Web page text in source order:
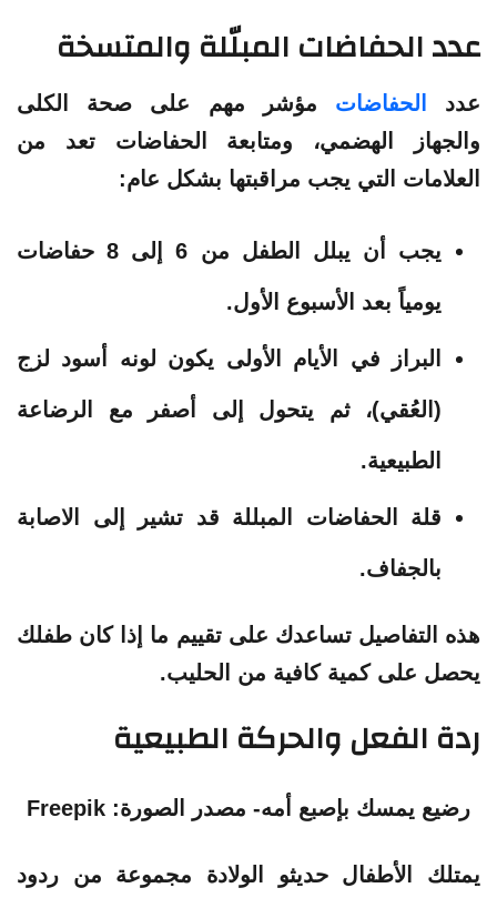
عدد الحفاضات المبلّلة والمتسخة
عدد الحفاضات مؤشر مهم على صحة الكلى
والجهاز الهضمي، ومتابعة الحفاضات تعد من
العلامات التي يجب مراقبتها بشكل عام:
يجب أن يبلل الطفل من 6 إلى 8 حفاضات
يومياً بعد الأسبوع الأول.
البراز في الأيام الأولى يكون لونه أسود لزج
(العُقي)، ثم يتحول إلى أصفر مع الرضاعة
الطبيعية.
قلة الحفاضات المبللة قد تشير إلى الاصابة
بالجفاف.
هذه التفاصيل تساعدك على تقييم ما إذا كان طفلك
يحصل على كمية كافية من الحليب.
ردة الفعل والحركة الطبيعية
رضيع يمسك بإصبع أمه- مصدر الصورة: Freepik
يمتلك الأطفال حديثو الولادة مجموعة من ردود